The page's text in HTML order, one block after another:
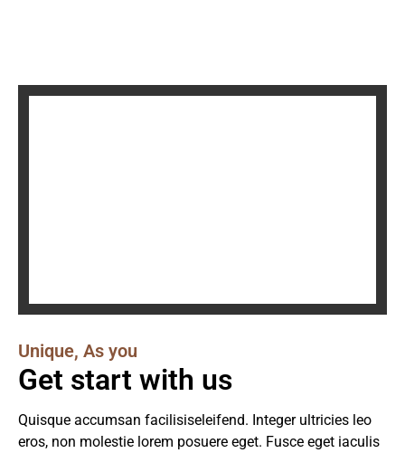
Unique, As you
Get start with us
Quisque accumsan facilisiseleifend. Integer ultricies leo
eros, non molestie lorem posuere eget. Fusce eget iaculis